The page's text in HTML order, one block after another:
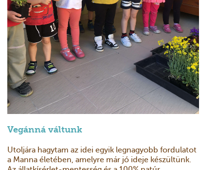
Vegánná váltunk
Utoljára hagytam az idei egyik legnagyobb fordulatot
a Manna életében, amelyre már jó ideje készültünk.